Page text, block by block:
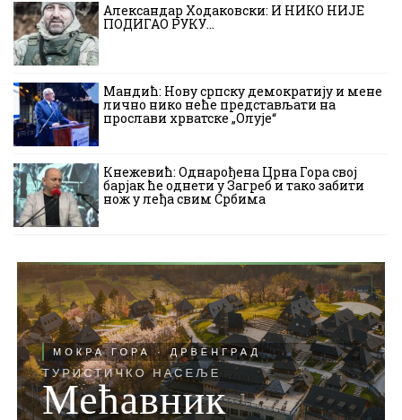
Александар Ходаковски: И НИКО НИЈЕ
ПОДИГАО РУКУ…
Мандић: Нову српску демократију и мене
лично нико неће представљати на
прослави хрватске „Олује“
Кнежевић: Однарођена Црна Гора свој
барјак ће однети у Загреб и тако забити
нож у леђа свим Србима